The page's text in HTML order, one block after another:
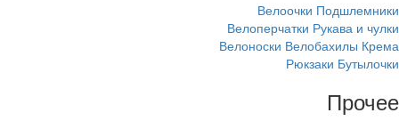
Велоочки Подшлемники
Велоперчатки Рукава и чулки
Велоноски Велобахилы Крема
Рюкзаки Бутылочки
Прочее